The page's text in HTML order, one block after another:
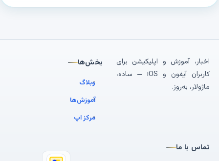
اخبار، آموزش و اپلیکیشن برای
کاربران آیفون و iOS — ساده،
ماژولار، به‌روز.
بخش‌ها
وبلاگ
آموزش‌ها
مرکز اپ
تماس با ما